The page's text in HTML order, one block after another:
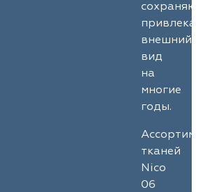
сохраняют
внешний
вид
на
многие
годы.
тканей
Nico
06